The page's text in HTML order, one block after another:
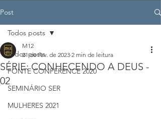
Post
Todos posts
FONTE CONFERENCE 2020
SEMINÁRIO SER
MULHERES 2021
Todos posts
SÉRIE: CONHECENDO A DEUS -
02
M12
21 de fev. de 2023 2 min de leitura